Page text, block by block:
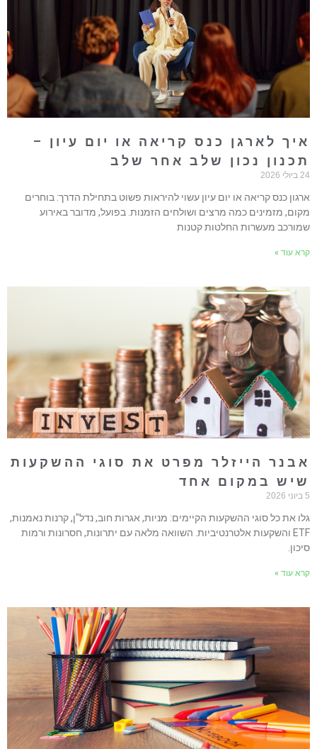
לארגן כנס קריאה או יום עיון –
נכון שלב אחר שלב
כנס קריאה או יום עיון עשוי להיראות פשוט בתחילת הדרך: בוחרים
מזמינים כמה מרצים ושולחים הזמנות. בפועל, מדובר באירוע
מעשרות החלטות קטנות
עוד »
הייזלר מפרט את סוגי ההשקעות
במקום אחד
את כל סוגי ההשקעות הקיימים: מניות, אגרות חוב, נדל"ן, קרנות נאמנות,
ETF והשקעות אלטרנטיביות. השוואה מלאה עם יתרונות, חסרונות ורמות
עוד »